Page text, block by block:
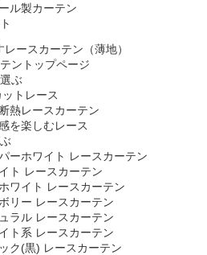
ル製カーテン
レースカーテン（薄地）
ントップページ
ぶ
ットレース
熱レースカーテン
を楽しむレース
ーホワイト レースカーテン
ト レースカーテン
ワイト レースカーテン
リー レースカーテン
ラル レースカーテン
ト系 レースカーテン
ク(黒) レースカーテン